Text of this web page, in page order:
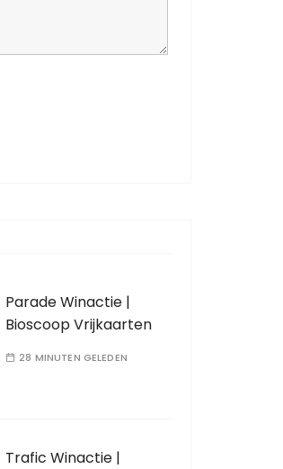
Parade Winactie |
Bioscoop Vrijkaarten
28 MINUTEN GELEDEN
Trafic Winactie |